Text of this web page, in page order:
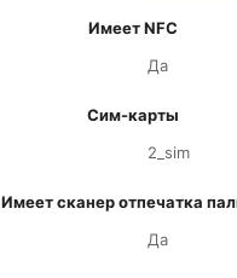
Имеет NFC
Да
Сим-карты
2_sim
Имеет сканер отпечатка
Да